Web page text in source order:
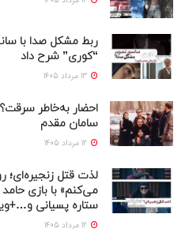
ربط مشکل صدا با
“کوری” شرح داد
احضار به‌خاطر
سامان مقدم
لذت قتل زنجیره‌ای؛
می‌کنم» با بازی
ستاره پسیانی